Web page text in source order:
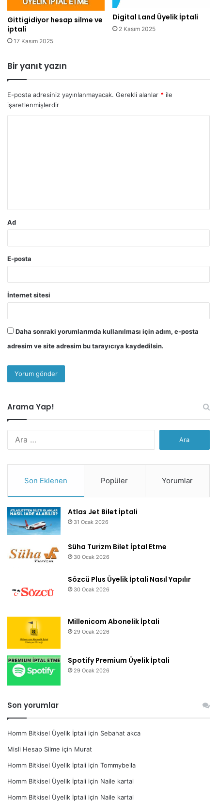
Gittigidiyor hesap silme ve
iptali
17 Kasım 2025
Digital Land Üyelik İptali
2 Kasım 2025
Bir yanıt yazın
E-posta adresiniz yayınlanmayacak. Gerekli alanlar * ile
işaretlenmişlerdir
Ad
E-posta
İnternet sitesi
Daha sonraki yorumlarımda kullanılması için adım, e-posta
adresim ve site adresim bu tarayıcıya kaydedilsin.
Arama Yap!
Son Eklenen Popüler Yorumlar
Atlas Jet Bilet İptali
31 Ocak 2026
Süha Turizm Bilet İptal Etme
30 Ocak 2026
Sözcü Plus Üyelik İptali Nasıl Yapılır
30 Ocak 2026
Millenicom Abonelik İptali
29 Ocak 2026
Spotify Premium Üyelik İptali
29 Ocak 2026
Son yorumlar
Homm Bitkisel Üyelik İptali için Sebahat akca
Misli Hesap Silme için Murat
Homm Bitkisel Üyelik İptali için Tommybeila
Homm Bitkisel Üyelik İptali için Naile kartal
Homm Bitkisel Üyelik İptali için Naile kartal